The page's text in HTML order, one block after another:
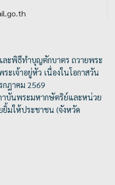
ะพิธีทำบุญตักบาตร ถวายพระ
ะเจ้าอยู่หัว เนื่องในโอกาสวัน
ฎาคม 2569
าบันพระมหากษัตริย์และหน่วย
ยิ้มให้ประชาชน (จังหวัด